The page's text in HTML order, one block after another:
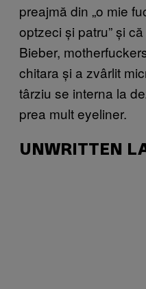
preajmă din „o mie
optzeci și patru” și
Bieber,
chitara și a zvârlit
târziu se interna la
prea mult eyeliner.
UNWRITTEN